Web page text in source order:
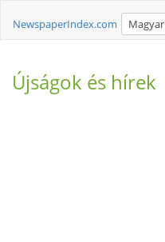
NewspaperIndex.com Magyar
Újságok és hírek